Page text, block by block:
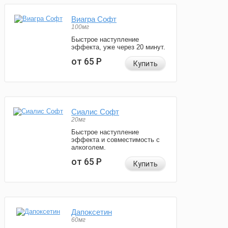
Виагра Софт
100мг
Быстрое наступление
эффекта, уже через 20 минут.
от 65Р Купить
Сиалис Софт
20мг
Быстрое наступление
эффекта и совместимость с
алкоголем.
от 65Р Купить
Дапоксетин
60мг